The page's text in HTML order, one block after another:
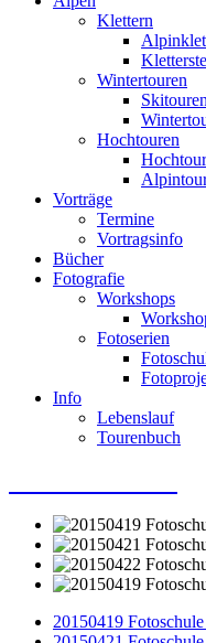
Klettern
Wintertouren
Skitouren
Hochtouren
Vorträge
Termine
Vortragsinfo
Bücher
Fotografie
Workshops
Fotoserien
Info
Lebenslauf
Tourenbuch
20150419